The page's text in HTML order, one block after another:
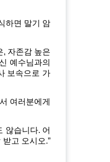
하면 말기 암
, 자존감 높은
예수님과의
보속으로 가
여러분에게
않습니다. 어
고 오시오.”